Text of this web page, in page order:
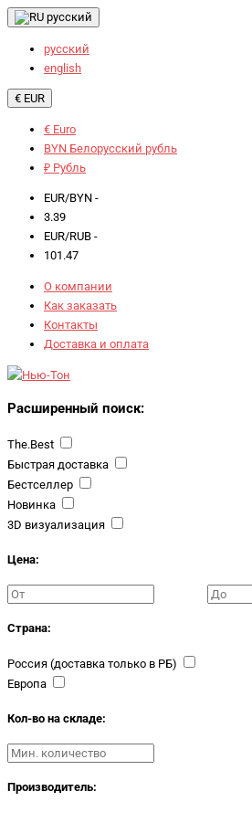
русский
русский
english
€ EUR
€ Euro
BYN Белорусский рубль
₽ Рубль
EUR/BYN -
3.39
EUR/RUB -
101.47
О компании
Как заказать
Контакты
Доставка и оплата
Расширенный поиск:
The.Best
Быстрая доставка
Бестселлер
Новинка
3D визуализация
Цена:
Страна:
Россия (доставка только в РБ)
Европа
Кол-во на складе:
Производитель: